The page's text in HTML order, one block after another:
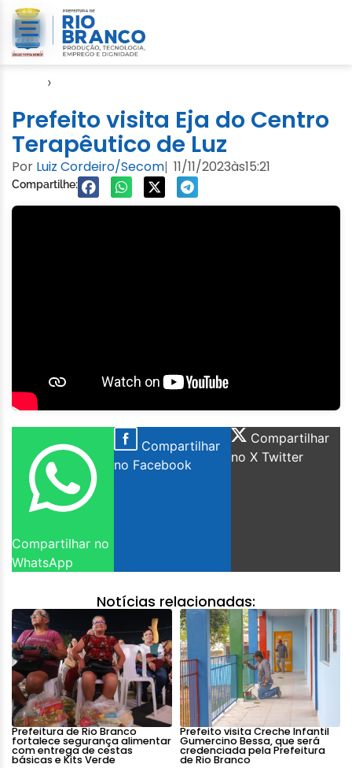
›
Prefeito visita Eja do Centro
Terapêutico de Luz
Por Luiz Cordeiro/Secom| 11/11/2023às15:21
Compartilhe:
Compartilhar no
WhatsApp
Compartilhar
no Facebook
Compartilhar
no X Twitter
Notícias relacionadas:
Prefeitura de Rio Branco
fortalece segurança alimentar
com entrega de cestas
básicas e Kits Verde
Prefeito visita Creche Infantil
Gumercino Bessa, que será
credenciada pela Prefeitura
de Rio Branco